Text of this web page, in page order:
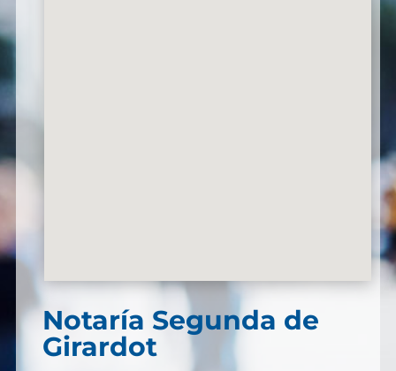
Notaría Segunda de
Girardot